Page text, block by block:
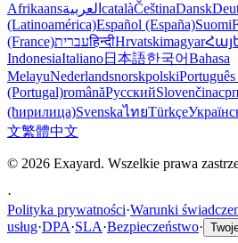
Afrikaansالعربية catalàČeštinaDansk
(Latinoamérica)Español (España)Suomi
(France)עבריתहिन्दीHrvatskimagyar
IndonesiaItaliano日本語한국어Bahasa
MelayuNederlandsnorskpolski
(Portugal)românăРусскийSlovenčina
(ћирилица)SvenskaไทยTürkçe
文繁體中文
© 2026 Exayard. Wszelkie prawa
·
Polityka prywatności·Warunki
usług·DPA·SLA·Bezpieczeństwo·